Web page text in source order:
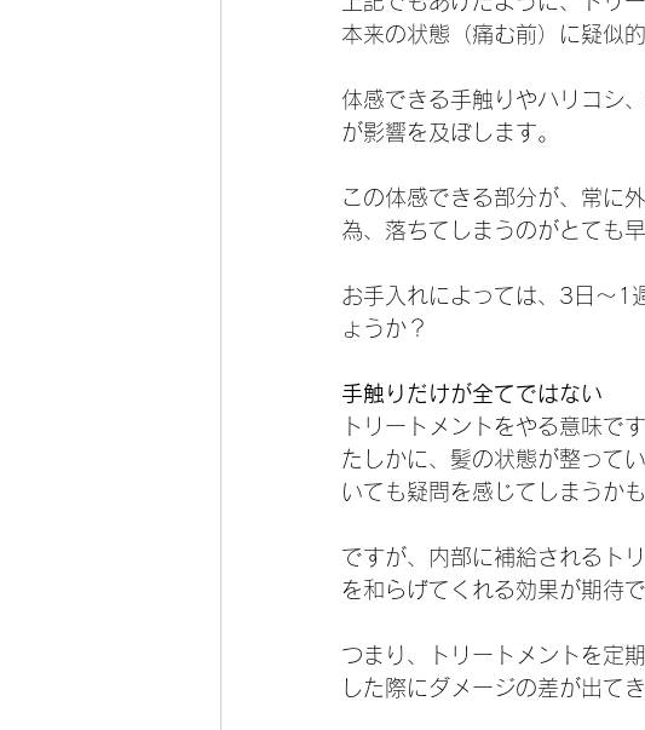
本来の状態（痛む前）に疑似
体感できる手触りやハリコシ
が影響を及ぼします。
この体感できる部分が、常に
為、落ちてしまうのがとても早
お手入れによっては、3日～1
ょうか？
手触りだけが全てではない
トリートメントをやる意味で
たしかに、髪の状態が整って
いても疑問を感じてしまうか
ですが、内部に補給されるト
を和らげてくれる効果が期待で
つまり、トリートメントを定
した際にダメージの差が出て